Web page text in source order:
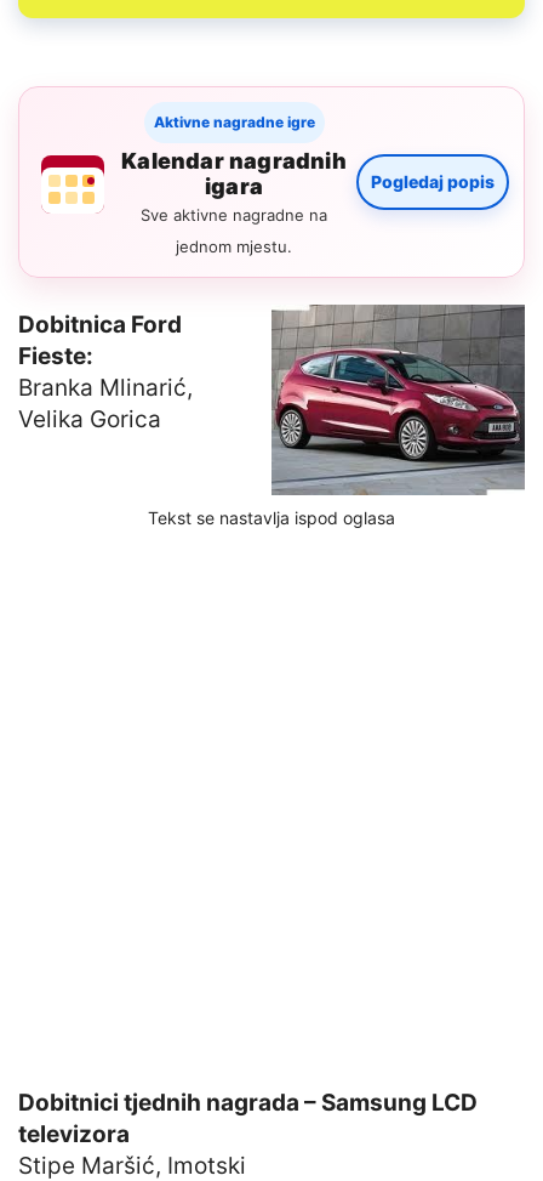
Aktivne nagradne igre
Kalendar nagradnih
igara
Sve aktivne nagradne na
jednom mjestu.
Pogledaj popis
Dobitnica Ford
Fieste:
Branka Mlinarić,
Velika Gorica
Tekst se nastavlja ispod oglasa
Dobitnici tjednih nagrada – Samsung LCD
televizora
Stipe Maršić, Imotski